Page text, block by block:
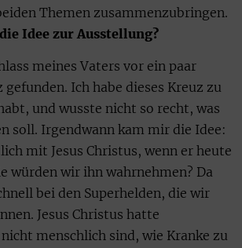
Themen zusammenzubringen.
Idee zur Ausstellung?
meines Vaters vor ein paar
gefunden. Ich habe dieses Kreuz zu
und wusste nicht so recht, was
soll. Irgendwann kam mir die Idee:
mit Jesus Christus, wenn er heute
würden wir ihn wahrnehmen? Da
bei den Superhelden, die wir
Jesus Christus hatte
menschlich sind, wie Kranke zu